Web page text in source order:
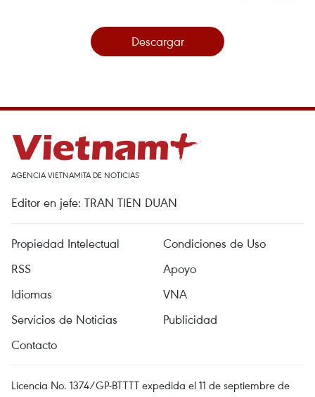
Descargar
AGENCIA VIETNAMITA DE NOTICIAS
Editor en jefe: TRAN TIEN DUAN
Propiedad Intelectual
Condiciones de Uso
RSS
Apoyo
Idiomas
VNA
Servicios de Noticias
Publicidad
Contacto
Licencia No. 1374/GP-BTTTT expedida el 11 de septiembre de